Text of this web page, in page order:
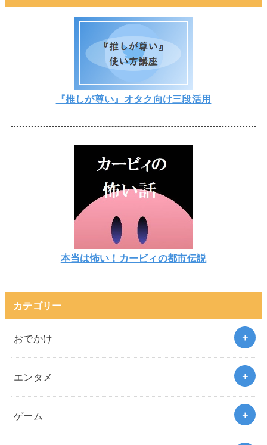
『推しが尊い』オタク向け三段活用
本当は怖い！カービィの都市伝説
カテゴリー
おでかけ
エンタメ
ゲーム